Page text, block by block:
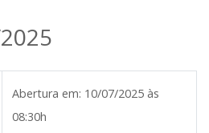
Abertura em: 10/07/2025 às
08:30h